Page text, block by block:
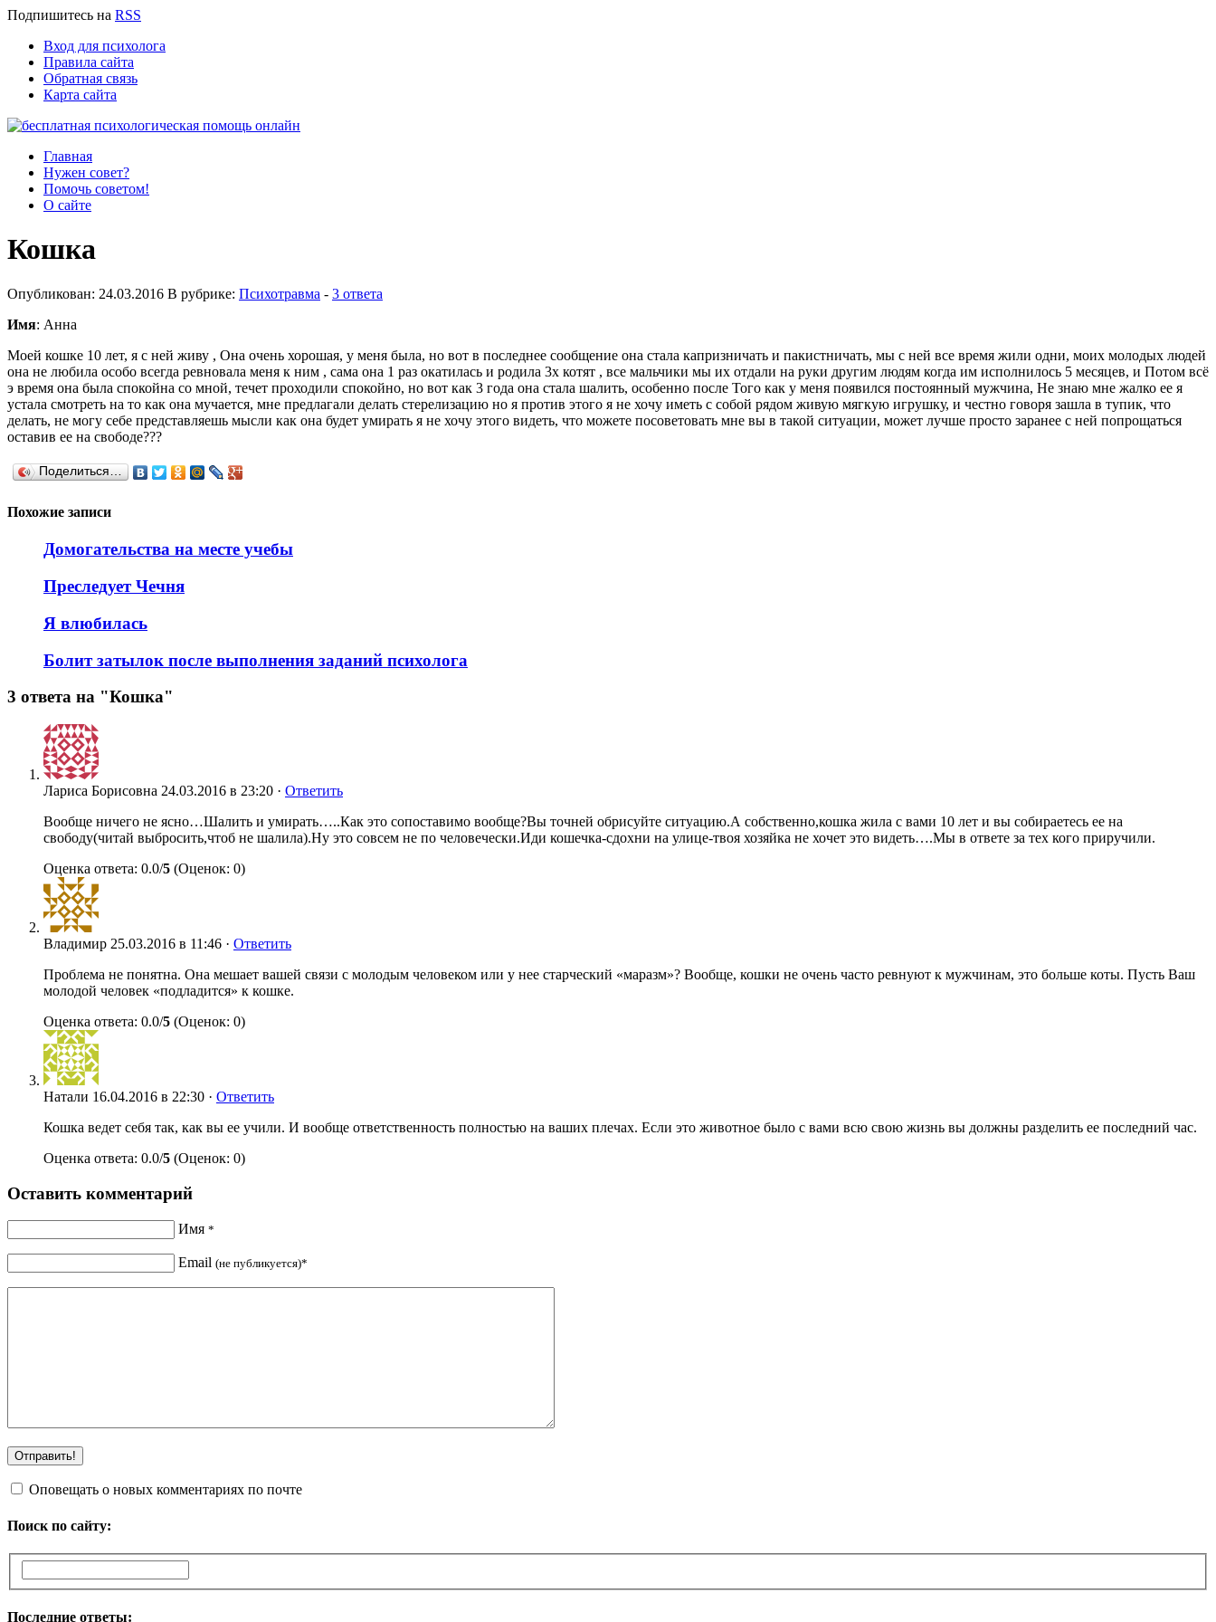
Подпишитесь на RSS
Вход для психолога
Правила сайта
Обратная связь
Карта сайта
Главная
Нужен совет?
Помочь советом!
О сайте
Кошка
Опубликован: 24.03.2016 В рубрике: Психотравма - 3 ответа
Имя: Анна
Моей кошке 10 лет, я с ней живу , Она очень хорошая, у меня была, но вот в последнее сообщение она стала капризничать и пакистничать, мы с ней все время жили одни, моих молодых людей
она не любила особо всегда ревновала меня к ним , сама она 1 раз окатилась и родила 3х котят , все мальчики мы их отдали на руки другим людям когда им исполнилось 5 месяцев, и Потом всё
э время она была спокойна со мной, течет проходили спокойно, но вот как 3 года она стала шалить, особенно после Того как у меня появился постоянный мужчина, Не знаю мне жалко ее я
устала смотреть на то как она мучается, мне предлагали делать стерелизацию но я против этого я не хочу иметь с собой рядом живую мягкую игрушку, и честно говоря зашла в тупик, что
делать, не могу себе представляешь мысли как она будет умирать я не хочу этого видеть, что можете посоветовать мне вы в такой ситуации, может лучше просто заранее с ней попрощаться
оставив ее на свободе???
Поделиться…
Похожие записи
Домогательства на месте учебы
Преследует Чечня
Я влюбилась
Болит затылок после выполнения заданий психолога
3 ответа на "Кошка"
Лариса Борисовна 24.03.2016 в 23:20 · Ответить
Вообще ничего не ясно…Шалить и умирать…..Как это сопоставимо вообще?Вы точней обрисуйте ситуацию.А собственно,кошка жила с вами 10 лет и вы собираетесь ее на
свободу(читай выбросить,чтоб не шалила).Ну это совсем не по человечески.Иди кошечка-сдохни на улице-твоя хозяйка не хочет это видеть….Мы в ответе за тех кого приручили.
Оценка ответа: 0.0/5 (Оценок: 0)
Владимир 25.03.2016 в 11:46 · Ответить
Проблема не понятна. Она мешает вашей связи с молодым человеком или у нее старческий «маразм»? Вообще, кошки не очень часто ревнуют к мужчинам, это больше коты. Пусть Ваш
молодой человек «подладится» к кошке.
Оценка ответа: 0.0/5 (Оценок: 0)
Натали 16.04.2016 в 22:30 · Ответить
Кошка ведет себя так, как вы ее учили. И вообще ответственность полностью на ваших плечах. Если это животное было с вами всю свою жизнь вы должны разделить ее последний час.
Оценка ответа: 0.0/5 (Оценок: 0)
Оставить комментарий
Имя *
Email (не публикуется)*
Оповещать о новых комментариях по почте
Поиск по сайту:
Последние ответы: